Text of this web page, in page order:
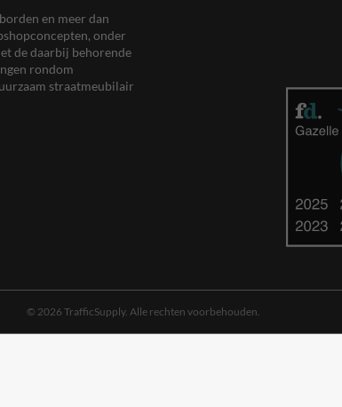
en meer dan
onder
de daarbij behorende
rondom
straatmeubilair
© 2026 TrafficSupply. Alle rechten voorbehouden.